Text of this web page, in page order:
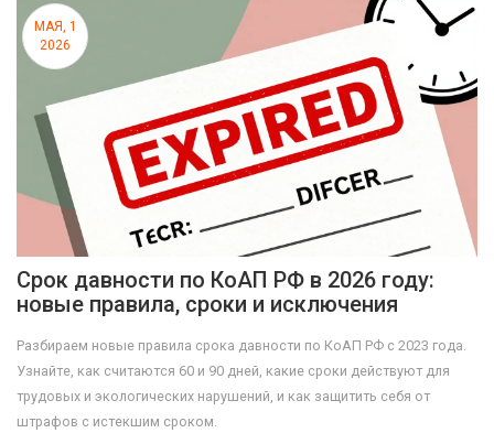
МАЯ, 1
2026
Срок давности по КоАП РФ в 2026 году:
новые правила, сроки и исключения
Разбираем новые правила срока давности по КоАП РФ с 2023 года.
Узнайте, как считаются 60 и 90 дней, какие сроки действуют для
трудовых и экологических нарушений, и как защитить себя от
штрафов с истекшим сроком.